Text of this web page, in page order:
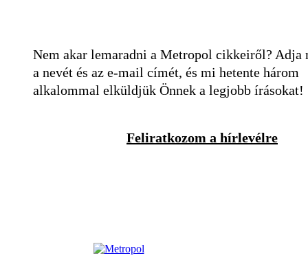
Nem akar lemaradni a Metropol cikkeiről? Adja
a nevét és az e-mail címét, és mi hetente három
alkalommal elküldjük Önnek a legjobb írásokat!
Feliratkozom a hírlevélre